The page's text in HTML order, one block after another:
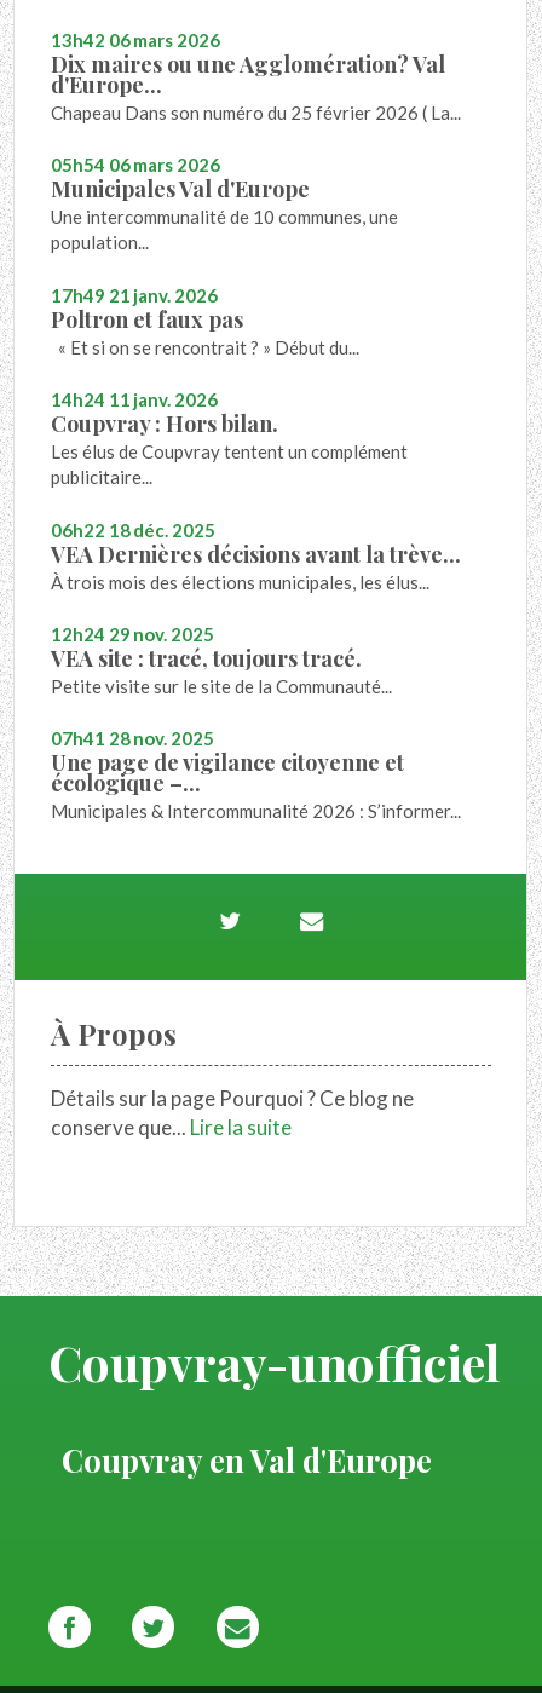
13h42 06mars 2026
Dix maires ou une Agglomération? Val
d'Europe...
Chapeau Dans son numéro du 25 février 2026 ( La...
05h54 06mars 2026
Municipales Val d'Europe
Une intercommunalité de 10 communes, une
population...
17h49 21 janv. 2026
Poltron et faux pas
« Et si on se rencontrait ? » Début du...
14h24 11 janv. 2026
Coupvray : Hors bilan.
Les élus de Coupvray tentent un complément
publicitaire...
06h22 18déc. 2025
VEA Dernières décisions avant la trève...
À trois mois des élections municipales, les élus...
12h24 29 nov. 2025
VEA site : tracé, toujours tracé.
Petite visite sur le site de la Communauté...
07h41 28nov. 2025
Une page de vigilance citoyenne et
écologique –...
Municipales & Intercommunalité 2026 : S’informer...
À Propos
Détails sur la page Pourquoi ? Ce blog ne
conserve que... Lire la suite
Coupvray-unofficiel
Coupvray en Val d'Europe